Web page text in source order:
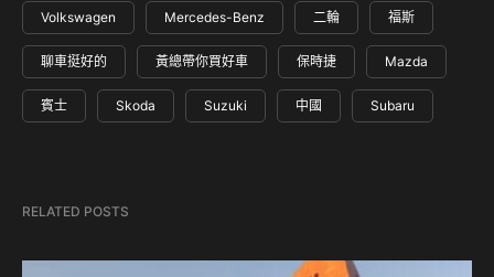
Volkswagen Mercedes-Benz 二輪 福斯
聊車挺好的 黃總帶你買好車 保時捷 Mazda
賓士 Skoda Suzuki 中國 Subaru
RELATED POSTS